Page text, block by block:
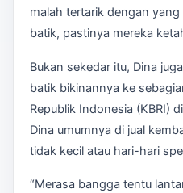
malah tertarik dengan
batik, pastinya mereka
Bukan sekedar itu, Dina
batik bikinannya ke
Republik Indonesia (KBRI)
Dina umumnya di jual
tidak kecil atau hari-hari
“Merasa bangga tentu